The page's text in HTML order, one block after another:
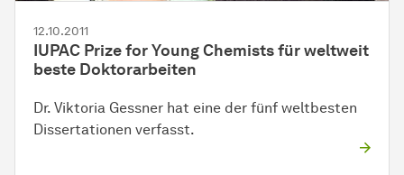
12.10.2011
IUPAC Prize for Young Chemists für weltweit
beste Doktorarbeiten
Dr. Viktoria Gessner hat eine der fünf weltbesten
Dissertationen verfasst.